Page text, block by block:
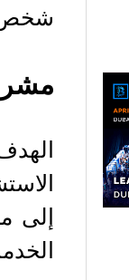
شخص
إلى